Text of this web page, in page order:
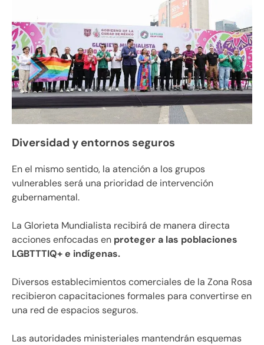
Diversidad y entornos seguros
En el mismo sentido, la atención a los grupos
vulnerables será una prioridad de intervención
gubernamental.
La Glorieta Mundialista recibirá de manera directa
acciones enfocadas en proteger a las poblaciones
LGBTTTIQ+ e indígenas.
Diversos establecimientos comerciales de la Zona Rosa
recibieron capacitaciones formales para convertirse en
una red de espacios seguros.
Las autoridades ministeriales mantendrán esquemas